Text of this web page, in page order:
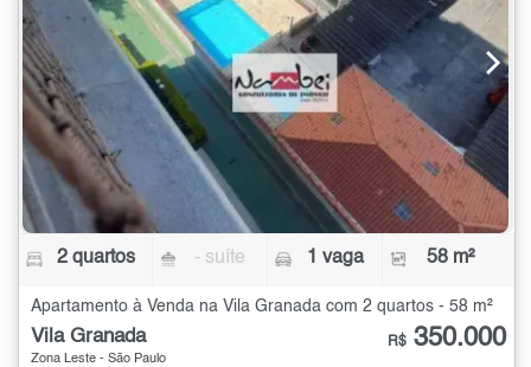
2 quartos - suíte 1 vaga 58 m²
Apartamento à Venda na Vila Granada com 2 quartos - 58 m²
Vila Granada
Zona Leste - São Paulo
R$ 350.000